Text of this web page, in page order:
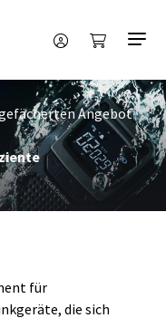
Angebot
für
die sich